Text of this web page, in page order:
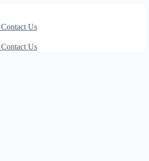
Contact Us
Contact Us